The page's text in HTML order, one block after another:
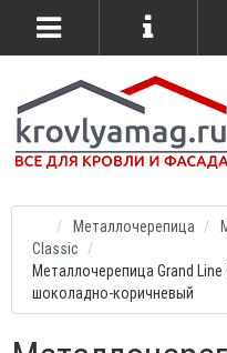
Металлочерепица
Classic
Металлочерепица Grand
шоколадно-коричневый